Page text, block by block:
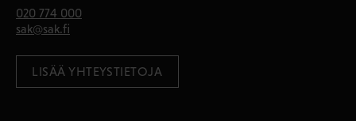
020 774 000
sak@sak.fi
LISÄÄ YHTEYSTIETOJA